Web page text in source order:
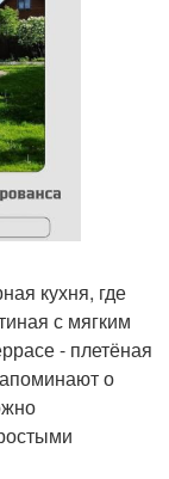
кухня, где
с мягким
- плетёная
о